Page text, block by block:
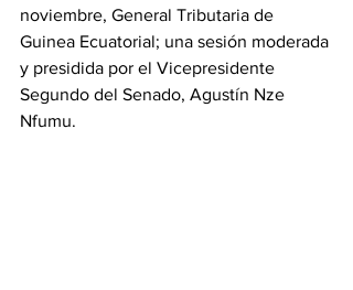
noviembre, General Tributaria de
Guinea Ecuatorial; una sesión moderada
y presidida por el Vicepresidente
Segundo del Senado, Agustín Nze
Nfumu.